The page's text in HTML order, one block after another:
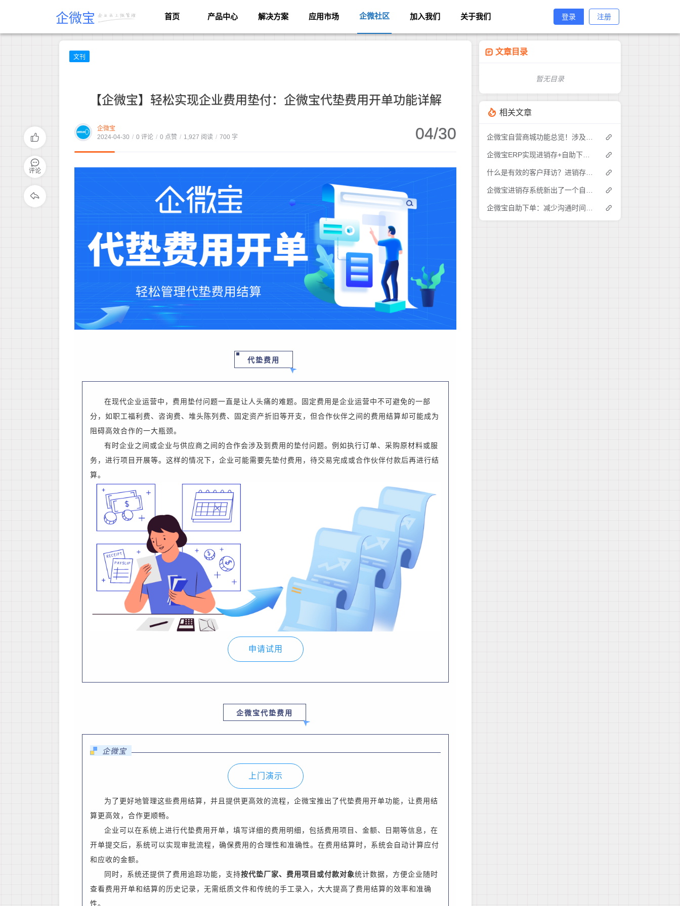
企微宝 首页 产品中心 解决方案 应用市场 企微社区 加入我们 关于我们 登录 注册
文刊
【企微宝】轻松实现企业费用垫付：企微宝代垫费用开单功能详解
企微宝
2024-04-30 / 0 评论 / 0 点赞 / 1,927 阅读 / 700 字 04/30
代垫费用
在现代企业运营中，费用垫付问题一直是让人头痛的难题。固定费用是企业运营中不可避免的一部
分， 如 职工福利费、咨询费、 堆头陈列费、 固定资产折旧等开支 ， 但合作伙伴之间的费用结算却可能成为
阻碍高效合作的一大瓶颈。
有时企业之间或企业与供应商之间的合作会涉及到费用的垫付问题。例如执行订单、采购原材料或服
务，进行项目开展等。这样的情况下，企业可能需要先垫付费用，待交易完成或合作伙伴付款后再进行结
算。
申请试用
企微宝代垫费用
企微宝
上门演示
为了更好地管理这些费用 结算 ，并且提供更高效的流程，企微宝推出了代垫费用开单功能，让费用结
算更高效，合作更顺畅。
企业可以在系统上进行代垫费用开单， 填写详细的费用明细，包括费用项目、金额、日期等信息 ， 在
开单提交后，系统可以实现审批流程，确保费用的合理性和准确性。在费用结算 时 ，系统会自动计算应付
和应收的金额。
同时，系统还提供了费用追踪功能， 支持按代垫厂家、费用项目或付款对象统计数据， 方便企业 随时
查看费用开单和结算的历史记录，无需纸质文件和传统的手工录入，大大提高了费用结算的效率和准确
性。
评论
文章目录
暂无目录
相关文章